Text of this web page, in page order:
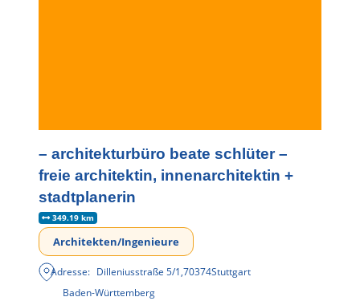
– architekturbüro beate schlüter –
freie architektin, innenarchitektin +
stadtplanerin
349.19 km
Architekten/Ingenieure
Adresse: Dilleniusstraße 5/1,70374Stuttgart
Baden-Württemberg